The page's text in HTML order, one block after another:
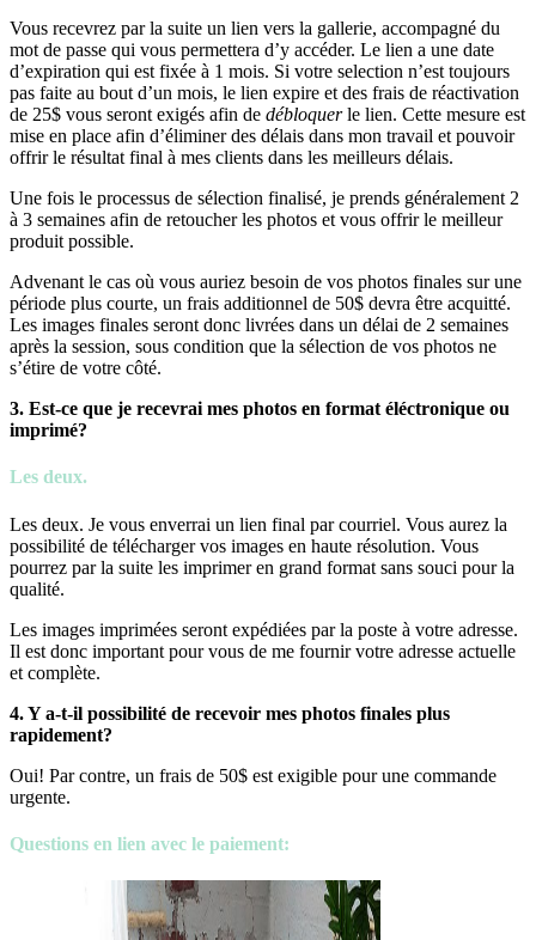
Vous recevrez par la suite un lien vers la gallerie, accompagné du
mot de passe qui vous permettera d’y accéder. Le lien a une date
d’expiration qui est fixée à 1 mois. Si votre selection n’est toujours
pas faite au bout d’un mois, le lien expire et des frais de réactivation
de 25$ vous seront exigés afin de débloquerle lien. Cette mesure est
mise en place afin d’éliminer des délais dans mon travail et pouvoir
offrir le résultat final à mes clients dans les meilleurs délais.
Une fois le processus de sélection finalisé, je prends généralement 2
à 3 semaines afin de retoucher les photos et vous offrir le meilleur
produit possible.
Advenant le cas où vous auriez besoin de vos photos finales sur une
période plus courte, un frais additionnel de 50$ devra être acquitté.
Les images finales seront donc livrées dans un délai de 2 semaines
après la session, sous condition que la sélection de vos photos ne
s’étire de votre côté.
3. Est-ce que je recevrai mes photos en format éléctronique ou
imprimé?
Les deux.
Les deux. Je vous enverrai un lien final par courriel. Vous aurez la
possibilité de télécharger vos images en haute résolution. Vous
pourrez par la suite les imprimer en grand format sans souci pour la
qualité.
Les images imprimées seront expédiées par la poste à votre adresse.
Il est donc important pour vous de me fournir votre adresse actuelle
et complète.
4. Y a-t-il possibilité de recevoir mes photos finales plus
rapidement?
Oui! Par contre, un frais de 50$ est exigible pour une commande
urgente.
Questions en lien avec le paiement: